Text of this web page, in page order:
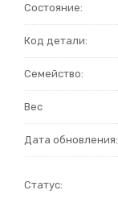
Состояние:
Код детали:
Семейство:
Вес
Дата обновления:
Статус: